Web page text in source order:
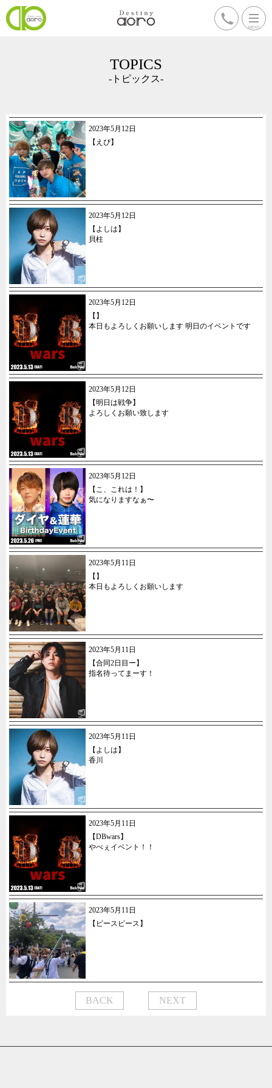
TOPICS
-トピックス-
2023年5月12日
【えぴ】
2023年5月12日
【よしは】
貝柱
2023年5月12日
【】
本日もよろしくお願いします 明日のイベントです
2023年5月12日
【明日は戦争】
よろしくお願い致します
2023年5月12日
【こ、これは！】
気になりますなぁ〜
2023年5月11日
【】
本日もよろしくお願いします
2023年5月11日
【合同2日目ー】
指名待ってまーす！
2023年5月11日
【よしは】
香川
2023年5月11日
【DBwars】
やべぇイベント！！
2023年5月11日
【ピースピース】
BACK NEXT